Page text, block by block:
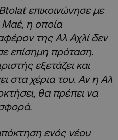
επικοινώνησε με
Μαέ, η οποία
της Αλ Αχλί δεν
επίσημη πρόταση.
εξετάζει και
στα χέρια του. Αν η Αλ
θα πρέπει να
ενός νέου